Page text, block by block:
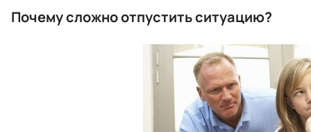
Почему сложно отпустить ситуацию?